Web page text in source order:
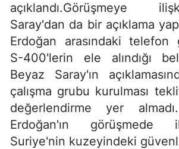
açıklandı.Görüşmeye
Saray'dan da bir açıklama
Erdoğan arasındaki telefon
S-400'lerin ele alındığı
Beyaz Saray'ın
çalışma grubu kurulması
değerlendirme yer
Erdoğan'ın görüşmede
Suriye'nin kuzeyindeki